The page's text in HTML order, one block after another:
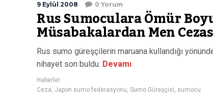
9 Eylül 2008 0 Yorum
Rus Sumoculara Ömür
Müsabakalardan Men
Rus sumo güreşçilerin maruana kullandığı
nihayet son buldu. Devamı
Haberler
Ceza, Japon sumo federasyonu, Sumo Güreşçisi, sumocu